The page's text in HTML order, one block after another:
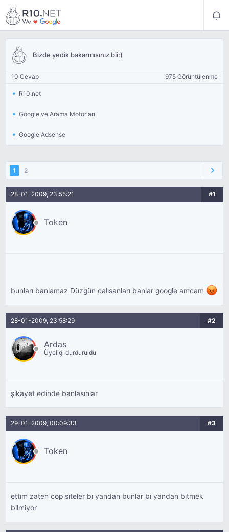
Bizde yedik bakarmısınız bii:)
10 Cevap 975 Görüntülenme
R10.net
Google ve Arama Motorları
Google Adsense
1 2
28-01-2009, 23:55:21 #1
Token
bunları banlamaz Düzgün calısanları banlar google amcam
28-01-2009, 23:58:29 #2
Ardas
Üyeliği durduruldu
şikayet edinde banlasınlar
29-01-2009, 00:09:33 #3
Token
ettım zaten cop sıteler bı yandan bunlar bı yandan bitmek
bilmiyor